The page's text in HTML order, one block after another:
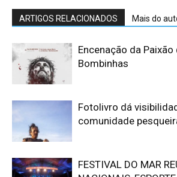
ARTIGOS RELACIONADOS Mais do
Encenação da
Bombinhas
Fotolivro dá
comunidade
FESTIVAL DO MAR